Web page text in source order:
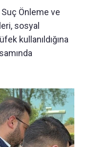
Önleme ve
sosyal
kullanıldığına